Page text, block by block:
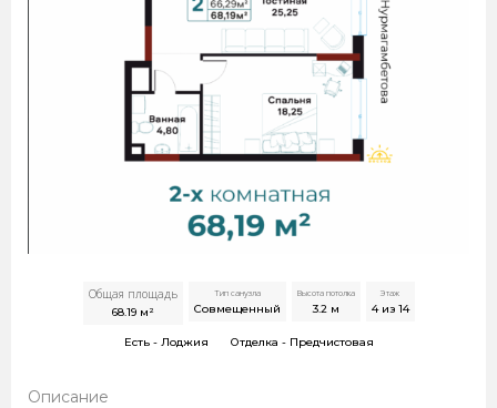
Общая площадь
68.19м²
Тип санузла
Совмещенный
Высота потолка
3.2м
Этаж
4 из 14
Есть - Лоджия Отделка - Предчистовая
Описание